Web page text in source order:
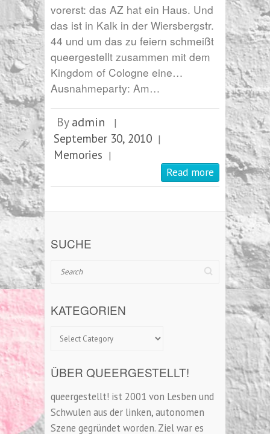
vorerst: das AZ hat ein Haus. Und
das ist in Kalk in der Wiersbergstr.
44 und um das zu feiern schmeißt
queergestellt zusammen mit dem
Kingdom of Cologne eine…
Ausnahmeparty: Am…
By admin |
September 30, 2010 |
Memories |
Read more
SUCHE
Search
KATEGORIEN
Kategorien
ÜBER QUEERGESTELLT!
queergestellt! ist 2001 von Lesben und
Schwulen aus der linken, autonomen
Szene gegründet worden. Ziel war es